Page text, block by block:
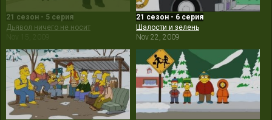
21 сезон - 5 серия
Дьявол ничего не носит
Nov 15, 2009
21 сезон - 6 серия
Шалости и зелень
Nov 22, 2009